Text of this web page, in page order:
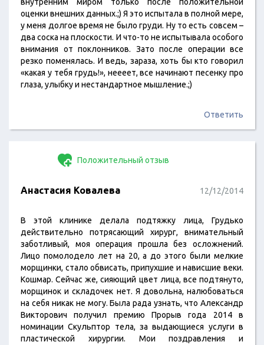
оценки внешних данных.;) Я это испытала в полной мере,
у меня долгое время не было груди. Ну то есть совсем –
два соска на плоскости. И что-то не испытывала особого
внимания от поклонников. Зато после операции все
резко поменялась. И ведь, зараза, хоть бы кто говорил
«какая у тебя грудь!», неееет, все начинают песенку про
глаза, улыбку и нестандартное мышление.;)
Ответить
Положительный отзыв
Анастасия Ковалева 12/12/2014
В этой клинике делала подтяжку лица, Грудько
действительно потрясающий хирург, внимательный
заботливый, моя операция прошла без осложнений.
Лицо помолодело лет на 20, а до этого были мелкие
морщинки, стало обвисать, припухшие и нависшие веки.
Кошмар. Сейчас же, сияющий цвет лица, все подтянуто,
морщинок и складочек нет. Я довольна, налюбоваться
на себя никак не могу. Была рада узнать, что Александр
Викторович получил премию Прорыв года 2014 в
номинации Скульптор тела, за выдающиеся услуги в
пластической хирургии. Мои поздравления и